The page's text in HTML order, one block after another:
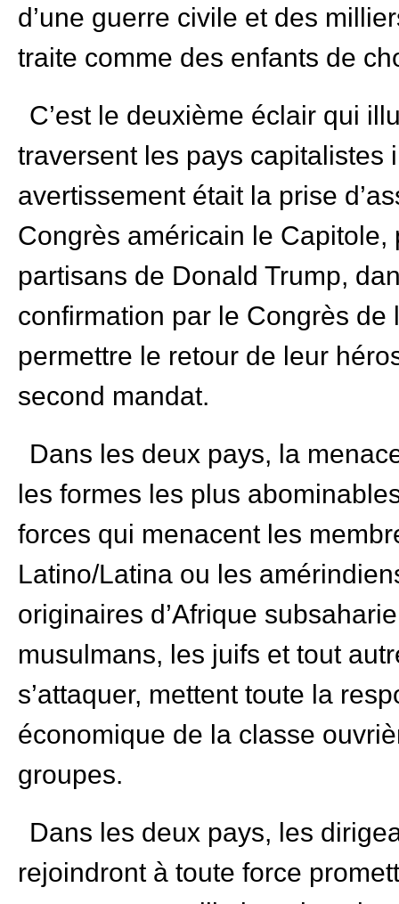
d’une guerre civile et des
traite comme des enfants de
C’est le deuxième éclair qui
traversent les pays capitalistes
avertissement était la prise
Congrès américain le
partisans de Donald Trump,
confirmation par le Congrès
permettre le retour de leur
second mandat.
Dans les deux pays, la
les formes les plus
forces qui menacent les
Latino/Latina ou les
originaires d’Afrique
musulmans, les juifs et tout
s’attaquer, mettent toute la
économique de la classe
groupes.
Dans les deux pays, les
rejoindront à toute force